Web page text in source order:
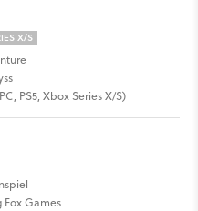
X/S
PS5, Xbox Series X/S)
Fox Games